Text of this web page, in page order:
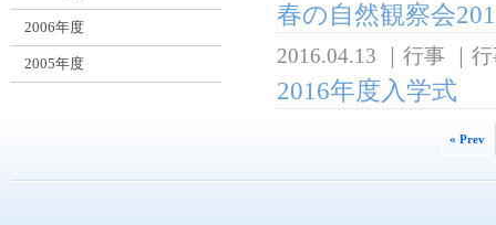
春の自然観察会
2016.04.13 行事
2016年度入学式
« Prev
2006年度
2005年度